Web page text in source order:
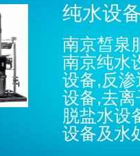
纯水设
南京皙泉
南京纯水
设备,反
设备,去
脱盐水设
设备及水